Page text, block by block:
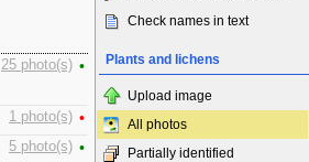
25 photo(s) •
1 photo(s) •
5 photo(s) •
Check names in text
Plants and lichens
Upload image
All photos
Partially identified